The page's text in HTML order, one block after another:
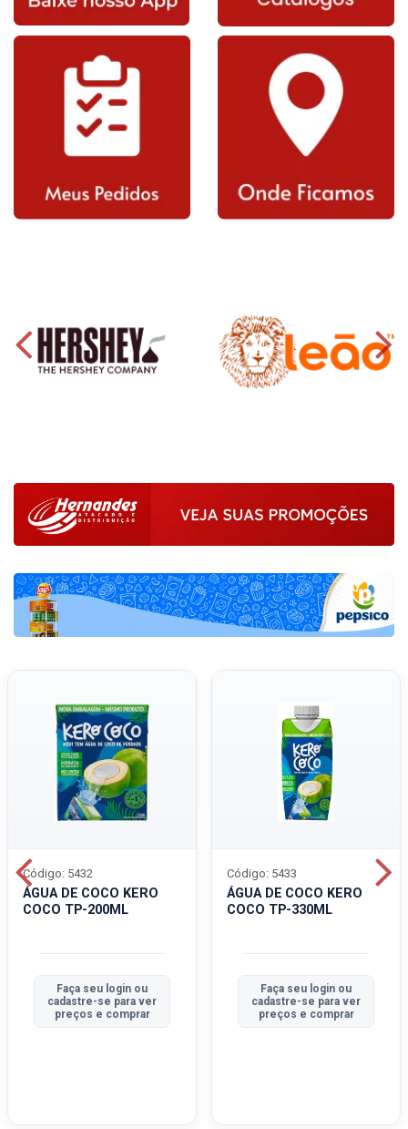
ÁGUA DE COCO KERO
COCO TP-200ML
Código: 5432
Faça seu login ou
cadastre-se para ver
preços e comprar
ÁGUA DE COCO KERO
COCO TP-330ML
Código: 5433
Faça seu login ou
cadastre-se para ver
preços e comprar